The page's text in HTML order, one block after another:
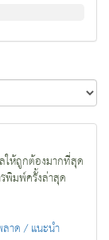
ให้ถูกต้องมากที่สุด
พิมพ์ครั้งล่าสุด
าด / แนะนำ